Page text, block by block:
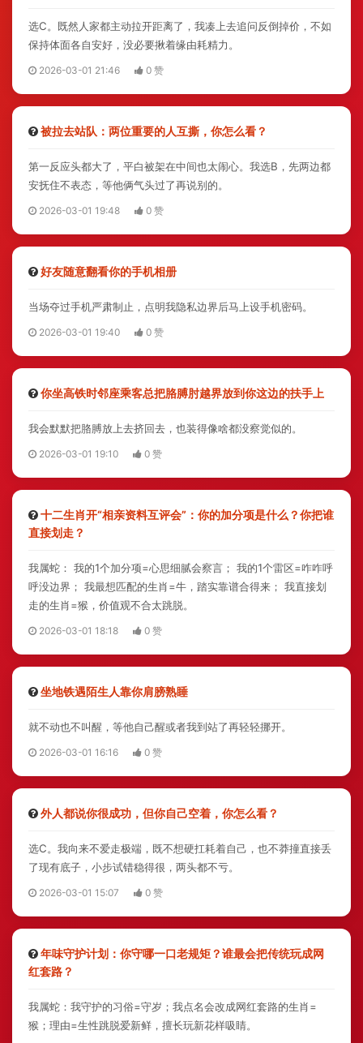
选C。既然人家都主动拉开距离了，我凑上去追问反倒掉价，不如
保持体面各自安好，没必要揪着缘由耗精力。
2026-03-01 21:46 0 赞
被拉去站队：两位重要的人互撕，你怎么看？
第一反应头都大了，平白被架在中间也太闹心。我选B，先两边都
安抚住不表态，等他俩气头过了再说别的。
2026-03-01 19:48 0 赞
好友随意翻看你的手机相册
当场夺过手机严肃制止，点明我隐私边界后马上设手机密码。
2026-03-01 19:40 0 赞
你坐高铁时邻座乘客总把胳膊肘越界放到你这边的扶手上
我会默默把胳膊放上去挤回去，也装得像啥都没察觉似的。
2026-03-01 19:10 0 赞
十二生肖开“相亲资料互评会”：你的加分项是什么？你把谁
直接划走？
我属蛇： 我的1个加分项=心思细腻会察言； 我的1个雷区=咋咋呼
呼没边界； 我最想匹配的生肖=牛，踏实靠谱合得来； 我直接划
走的生肖=猴，价值观不合太跳脱。
2026-03-01 18:18 0 赞
坐地铁遇陌生人靠你肩膀熟睡
就不动也不叫醒，等他自己醒或者我到站了再轻轻挪开。
2026-03-01 16:16 0 赞
外人都说你很成功，但你自己空着，你怎么看？
选C。我向来不爱走极端，既不想硬扛耗着自己，也不莽撞直接丢
了现有底子，小步试错稳得很，两头都不亏。
2026-03-01 15:07 0 赞
年味守护计划：你守哪一口老规矩？谁最会把传统玩成网
红套路？
我属蛇：我守护的习俗=守岁；我点名会改成网红套路的生肖=
猴；理由=生性跳脱爱新鲜，擅长玩新花样吸睛。